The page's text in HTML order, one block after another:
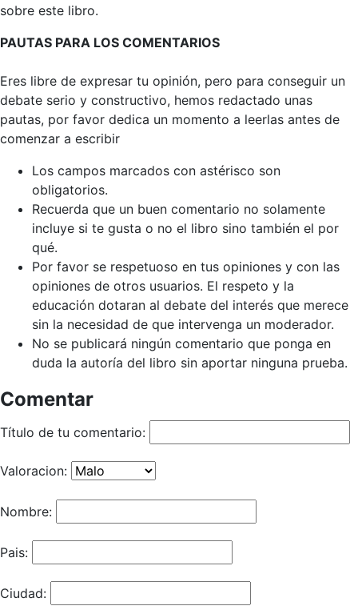
sobre este libro.
PAUTAS PARA LOS COMENTARIOS
Eres libre de expresar tu opinión, pero para conseguir un
debate serio y constructivo, hemos redactado unas
pautas, por favor dedica un momento a leerlas antes de
comenzar a escribir
Los campos marcados con astérisco son
obligatorios.
Recuerda que un buen comentario no solamente
incluye si te gusta o no el libro sino también el por
qué.
Por favor se respetuoso en tus opiniones y con las
opiniones de otros usuarios. El respeto y la
educación dotaran al debate del interés que merece
sin la necesidad de que intervenga un moderador.
No se publicará ningún comentario que ponga en
duda la autoría del libro sin aportar ninguna prueba.
Comentar
Título de tu comentario:
Valoracion:
Nombre:
Pais:
Ciudad: